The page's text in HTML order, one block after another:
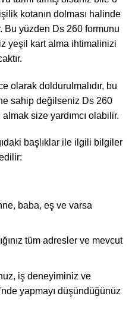
kotanın dolması halinde
Bu yüzden Ds 260 formunu
yeşil kart alma ihtimalinizi
olarak doldurulmalıdır, bu
sahip değilseniz Ds 260
size yardımcı olabilir.
başlıklar ile ilgili bilgiler
baba, eş ve varsa
tüm adresler ve mevcut
iş deneyiminiz ve
yapmayı düşündüğünüz